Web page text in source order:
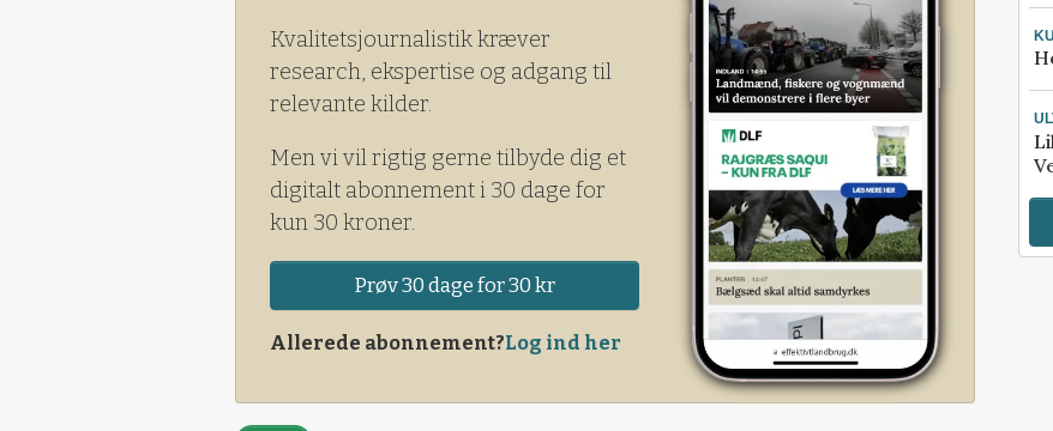
Kvalitetsjournalistik kræver
research, ekspertise og adgang til
relevante kilder.
Men vi vil rigtig gerne tilbyde dig et
digitalt abonnement i 30 dage for
kun 30 kroner.
Prøv 30 dage for 30 kr
Allerede abonnement?Log ind her